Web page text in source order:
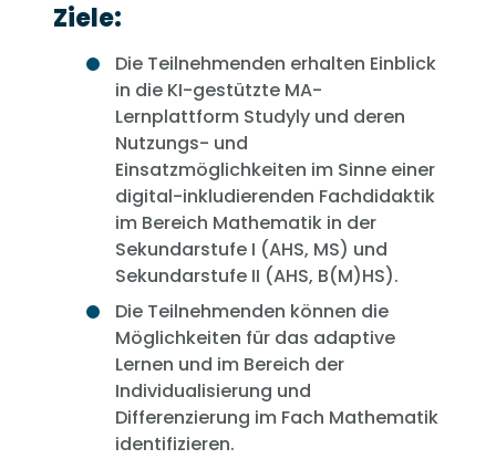
Ziele:
Die Teilnehmenden erhalten Einblick
in die KI-gestützte MA-
Lernplattform Studyly und deren
Nutzungs- und
Einsatzmöglichkeiten im Sinne einer
digital-inkludierenden Fachdidaktik
im Bereich Mathematik in der
Sekundarstufe I (AHS, MS) und
Sekundarstufe II (AHS, B(M)HS).
Die Teilnehmenden können die
Möglichkeiten für das adaptive
Lernen und im Bereich der
Individualisierung und
Differenzierung im Fach Mathematik
identifizieren.